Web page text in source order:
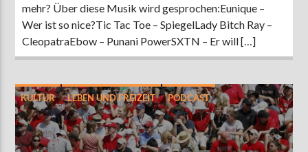
mehr? Über diese Musik wird gesprochen:Eunique –
Wer ist so nice?Tic Tac Toe – SpiegelLady Bitch Ray –
CleopatraEbow – Punani PowerSXTN – Er will […]
KULTUR LEBEN UND FREIZEIT PODCAST